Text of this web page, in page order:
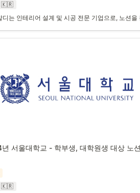
정보와 팀 간 소통 문제를 해결하기 위해 노션
🇰🇷
디는 인테리어 설계 및 시공 전문 기업으로, 노션
효율성을 높이기 위해 맞춤형 Notion 시스템
서울대학교 - 학부생, 대학원생 대상 노
🇰🇷